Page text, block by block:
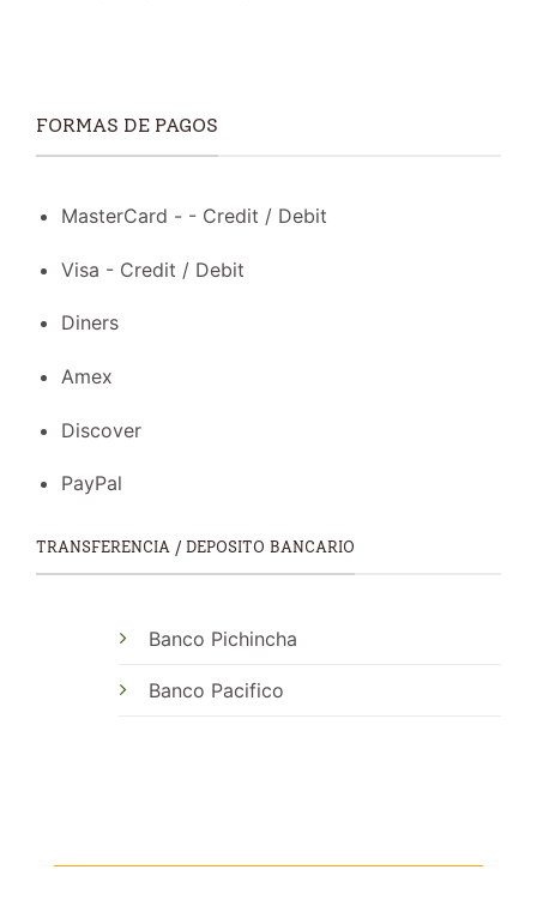
FORMAS DE PAGOS
MasterCard - - Credit / Debit
Visa - Credit / Debit
Diners
Amex
Discover
PayPal
TRANSFERENCIA / DEPOSITO BANCARIO
Banco Pichincha
Banco Pacifico